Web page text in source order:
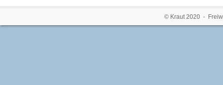
© Kraut 2020 -